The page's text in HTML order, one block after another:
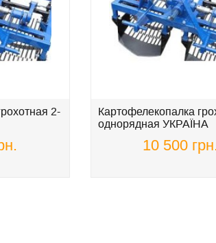
2-
Картофелекопалка
однорядная УКРАЇНА
10 500